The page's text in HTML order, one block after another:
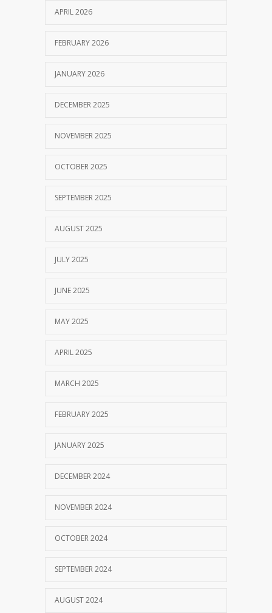
APRIL 2026
FEBRUARY 2026
JANUARY 2026
DECEMBER 2025
NOVEMBER 2025
OCTOBER 2025
SEPTEMBER 2025
AUGUST 2025
JULY 2025
JUNE 2025
MAY 2025
APRIL 2025
MARCH 2025
FEBRUARY 2025
JANUARY 2025
DECEMBER 2024
NOVEMBER 2024
OCTOBER 2024
SEPTEMBER 2024
AUGUST 2024